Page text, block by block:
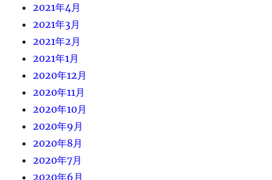
2021年4月
2021年3月
2021年2月
2021年1月
2020年12月
2020年11月
2020年10月
2020年9月
2020年8月
2020年7月
2020年6月